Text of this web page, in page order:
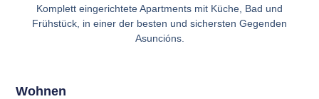
Komplett eingerichtete Apartments mit Küche, Bad und
Frühstück, in einer der besten und sichersten Gegenden
Asuncións.
Wohnen